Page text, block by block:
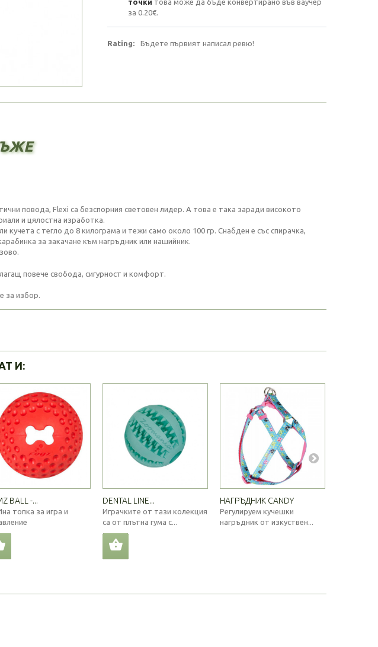
точки това може да бъде конвертирано във ваучер
за 0.20€.
Rating: Бъдете първият написал ревю!
повода, Flexi са безспорния световен лидер. А това е така заради високото
и цялостна изработка.
кучета с тегло до 8 килограма и тежи само около 100 гр. Снабден е със спирачка,
за закачане към нагръдник или нашийник.
повече свобода, сигурност и комфорт.
за избор.
И:
BALL -...
топка за игра и
DENTAL LINE...
Играчките от тази колекция
са от плътна гума с...
НАГРЪДНИК CANDY
Регулируем кучешки
нагръдник от изкуствен...